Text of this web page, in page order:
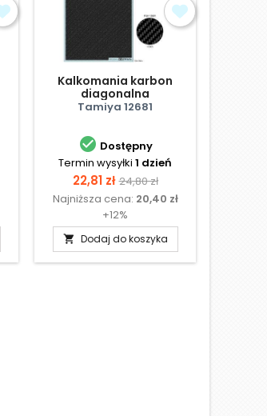
Kalkomania karbon
diagonalna
Tamiya 12681
 Dostępny
Termin wysyłki 1 dzień
Cena
22,81 zł Cena
podstawowa
24,80 zł
Najniższa cena: 20,40 zł
+12%
 Dodaj do koszyka